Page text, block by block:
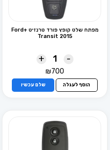
מפתח שלט קופץ פורד טרנזיט +Ford
Transit 2015
-
+
₪700
הוסף לעגלה שלם עכשיו